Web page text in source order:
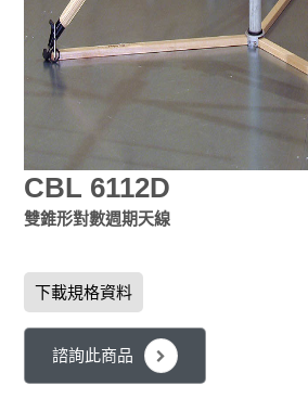
CBL 6112D
雙錐形對數週期天線
下載規格資料
諮詢此商品